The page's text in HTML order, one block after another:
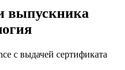
выпускника